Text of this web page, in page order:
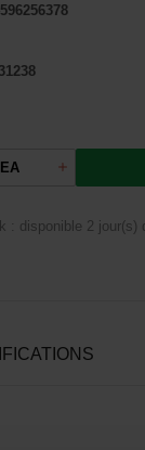
EA
: disponible 2 jour(s)